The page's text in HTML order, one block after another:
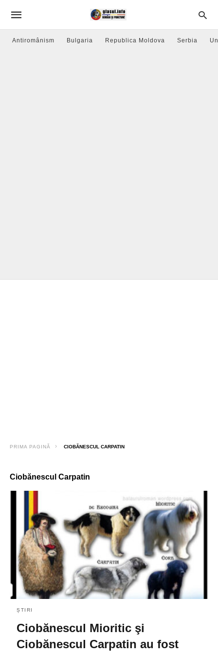
Antiromânism Bulgaria Republica Moldova Serbia
PRIMA PAGINĂ CIOBĂNESCUL CARPATIN
Ciobănescul Carpatin
ȘTIRI
Ciobănescul Mioritic şi
Ciobănescul Carpatin au fost